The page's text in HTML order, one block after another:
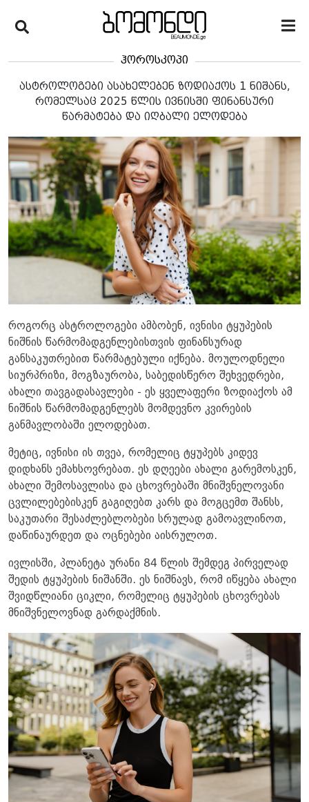
ჰოროსკოპი
ასტროლოგები ასახელებენ ზოდიაქოს 1 ნიშანს,
რომელსაც 2025 წლის ივნისში ფინანსური
წარმატება და იღბალი ელოდება
როგორც ასტროლოგები ამბობენ, ივნისი ტყუპების
ნიშნის წარმომადგენლებისთვის ფინანსურად
განსაკუთრებით წარმატებული იქნება. მოულოდნელი
სიურპრიზი, მოგზაურობა, საბედისწერო შეხვედრები,
ახალი თავგადასავლები - ეს ყველაფერი ზოდიაქოს ამ
ნიშნის წარმომადგენლებს მომდევნო კვირების
განმავლობაში ელოდებათ.
მეტიც, ივნისი ის თვეა, რომელიც ტყუპებს კიდევ
დიდხანს ემახსოვრებათ. ეს დღეები ახალი გარემოსკენ,
ახალი შემოსავლისა და ცხოვრებაში მნიშვნელოვანი
ცვლილებებისკენ გაგიღებთ კარს და მოგცემთ შანსს,
საკუთარი შესაძლებლობები სრულად გამოავლინოთ,
დაწინაურდეთ და ოცნებები აისრულოთ.
ივლისში, პლანეტა ურანი 84 წლის შემდეგ პირველად
შედის ტყუპების ნიშანში. ეს ნიშნავს, რომ იწყება ახალი
შვიდწლიანი ციკლი, რომელიც ტყუპების ცხოვრებას
მნიშვნელოვნად გარდაქმნის.